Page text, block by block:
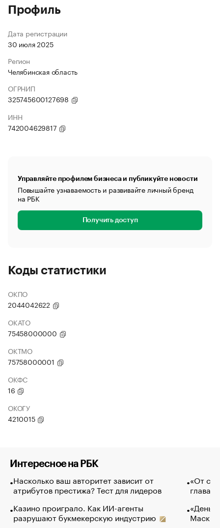
Профиль
Дата регистрации
30 июля 2025
Регион
Челябинская область
ОГРНИП
325745600127698
ИНН
742004629817
Управляйте профилем бизнеса и публикуйте новости
Повышайте узнаваемость и развивайте личный бренд
на РБК
Получить доступ
Коды статистики
ОКПО
2044042622
ОКАТО
75458000000
ОКТМО
75758000001
ОКФС
16
ОКОГУ
4210015
Интересное на РБК
Насколько ваш авторитет зависит от
атрибутов престижа? Тест для лидеров
Казино проиграло. Как ИИ-агенты
разрушают букмекерскую индустрию
«От
глава
Маск в